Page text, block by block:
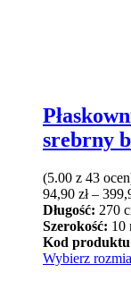
srebrny
(5.00 z 43
94,90 zł –
Długość: 270
Szerokość: 10
Kod
Wybierz